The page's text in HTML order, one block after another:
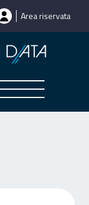
Area riservata